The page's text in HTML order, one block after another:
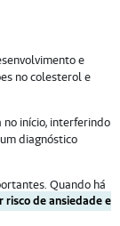
e
no colesterol e
no início, interferindo
diagnóstico
Quando há
risco de ansiedade e